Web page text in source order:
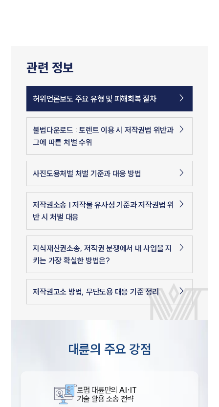
관련 정보
허위언론보도 주요 유형 및 피해회복 절차
불법다운로드 : 토렌트 이용 시 저작권법 위반과
그에 따른 처벌 수위
사진도용처벌 처벌 기준과 대응 방법
저작권소송 | 저작물 유사성 기준과 저작권법 위
반 시 처벌 대응
지식재산권소송, 저작권 분쟁에서 내 사업을 지
키는 가장 확실한 방법은?
저작권고소 방법, 무단도용 대응 기준 정리
대륜의 주요 강점
로펌 대륜만의 AI·IT
기술 활용 소송 전략